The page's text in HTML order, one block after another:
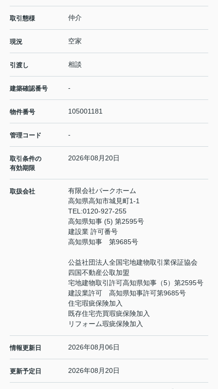
取引態様 仲介
現況 空家
引渡し 相談
建築確認番号 -
物件番号 105001181
管理コード -
取引条件の
有効期限
2026年08月20日
取扱会社
有限会社パークホーム
高知県高知市城見町1-1
TEL:0120-927-255
高知県知事 (5) 第2595号
建設業 許可番号
高知県知事 第9685号
公益社団法人全国宅地建物取引業保証協会
四国不動産公取加盟
宅地建物取引許可高知県知事（5）第2595号
建設業許可 高知県知事許可第9685号
住宅瑕疵保険加入
既存住宅売買瑕疵保険加入
リフォーム瑕疵保険加入
情報更新日 2026年08月06日
更新予定日 2026年08月20日